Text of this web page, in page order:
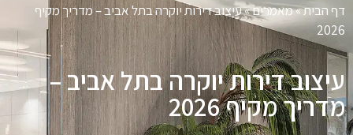
דף הבית»מאמרים»עיצוב דירות יוקרה בתל אביב – מדריך מקיף
2026
עיצוב דירות יוקרה בתל אביב –
מדריך מקיף 2026